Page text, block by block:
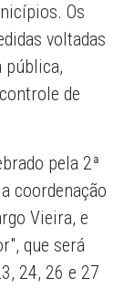
Os
voltadas
pública,
de
pela 2ª
coordenação
Vieira, e
que será
24, 26 e 27